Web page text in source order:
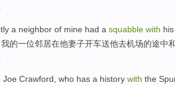
a neighbor of mine had a squabble with his
我的一位邻居在他妻子开车送他去机场的途中
Joe Crawford , who has a history with the